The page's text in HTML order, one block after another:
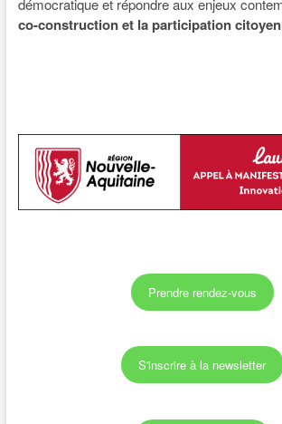
démocratique et répondre aux enjeux
co-construction et la participation
Prendre rendez-vous
S'inscrire à la newsletter